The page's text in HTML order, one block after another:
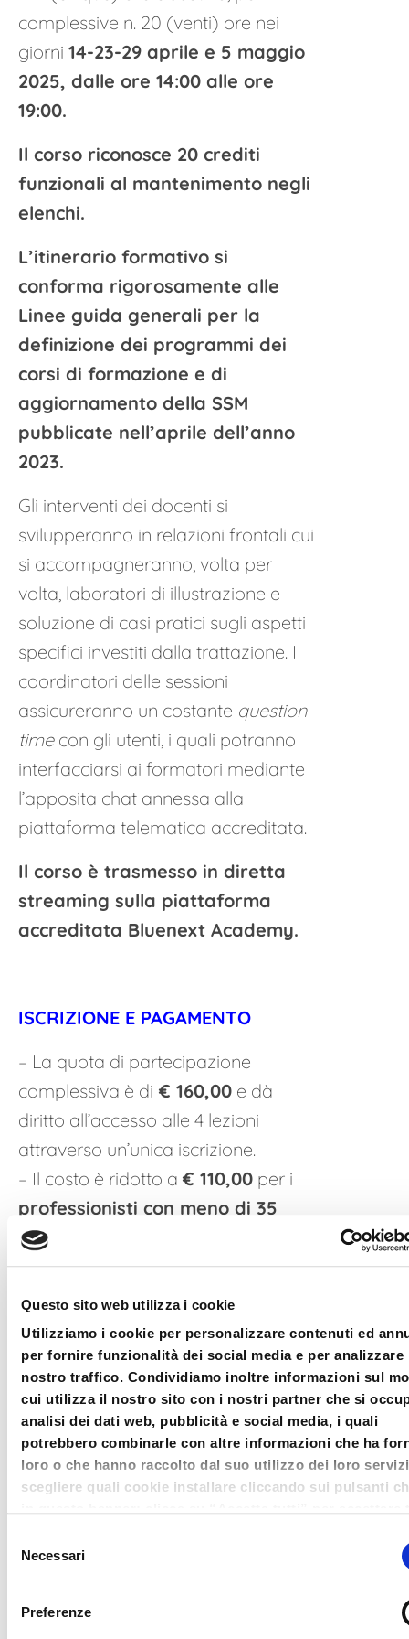
Questo sito web utilizza i cookie
Utilizziamo i cookie per personalizzare contenuti ed
per fornire funzionalità dei social media e per analizzare
nostro traffico. Condividiamo inoltre informazioni sul
cui utilizza il nostro sito con i nostri partner che si
analisi dei dati web, pubblicità e social media, i quali
potrebbero combinarle con altre informazioni che ha
loro o che hanno raccolto dal suo utilizzo dei loro
scegliere quali cookie installare cliccando sui pulsanti
i cookie che hai deciso di voler installare. Clicca su
informazioni in merito ai cookie presenti su questo sito.
delNecessari
Preferenze
complessive n. 20 (venti) ore nei
giorni 14-23-29 aprile e 5 maggio
2025, dalle ore 14:00 alle ore
19:00.
Il corso riconosce 20 crediti
funzionali al mantenimento negli
elenchi.
L’itinerario formativo si
conforma rigorosamente alle
Linee guida generali per la
definizione dei programmi dei
corsi di formazione e di
aggiornamento della SSM
pubblicate nell’aprile dell’anno
2023.
Gli interventi dei docenti si
svilupperanno in relazioni frontali cui
si accompagneranno, volta per
volta, laboratori di illustrazione e
soluzione di casi pratici sugli aspetti
specifici investiti dalla trattazione. I
coordinatori delle sessioni
assicureranno un costante question
timecon gli utenti, i quali potranno
interfacciarsi ai formatori mediante
l’apposita chat annessa alla
piattaforma telematica accreditata.
Il corso è trasmesso in diretta
streaming sulla piattaforma
accreditata Bluenext Academy.
ISCRIZIONE E PAGAMENTO
– La quota di partecipazione
complessiva è di € 160,00 e dà
diritto all’accesso alle 4 lezioni
attraverso un’unica iscrizione.
– Il costo è ridotto a € 110,00 per i
professionisti con meno di 35
anni di età
– Per gli iscritti alCentro studi crisi
e insolvenza la quota è di €
130,00
I prezzi indicati si intendono esente
IVA art. 10 DPR 633/72.
Il pagamento della quota di
iscrizione e la relativa
fatturazione saranno gestiti
Prenotando il corso, gli iscritti
per il pagamento PagoPA presso